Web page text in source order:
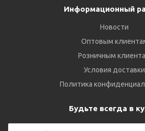
Информационный
Новости
Оптовым
Розничным
Условия доставки
Политика
Будьте всегда в